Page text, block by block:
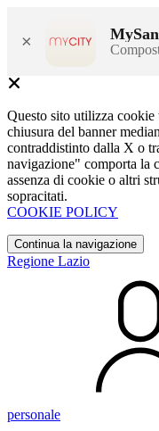
×
Questo sito utilizza
chiusura del banner
contraddistinto dalla X o
navigazione" comporta la
assenza di cookie o altri
sopracitati.
COOKIE POLICY
Continua la navigazione
Regione Lazio
personale